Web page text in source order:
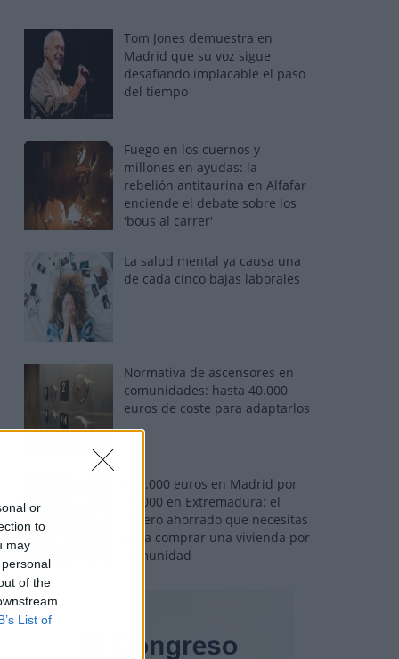
or
to
may
of the
List of
Tom Jones demuestra en
Madrid que su voz sigue
desafiando implacable el paso
del tiempo
Fuego en los cuernos y
millones en ayudas: la
rebelión antitaurina en Alfafar
enciende el debate sobre los
'bous al carrer'
La salud mental ya causa una
de cada cinco bajas laborales
Normativa de ascensores en
comunidades: hasta 40.000
euros de coste para adaptarlos
110.000 euros en Madrid por
31.000 en Extremadura: el
dinero ahorrado que necesitas
para comprar una vivienda por
comunidad